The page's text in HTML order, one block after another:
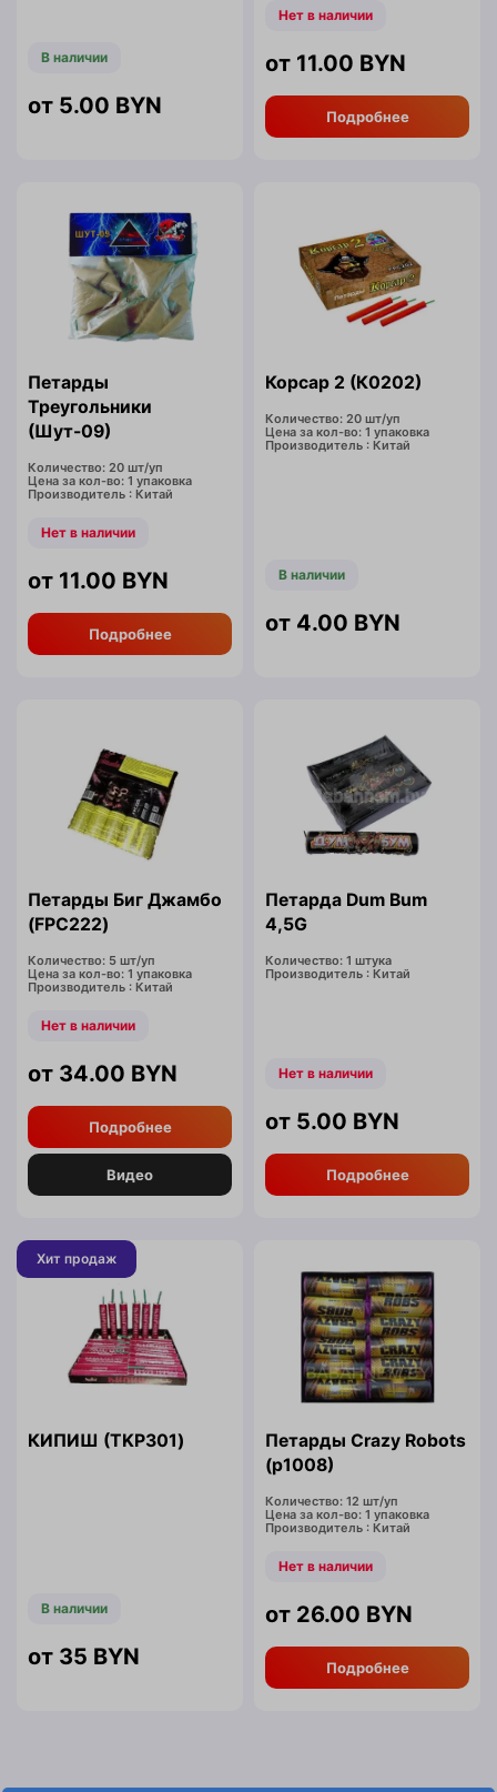
В наличии
5.00 BYN
Нет в наличии
11.00 BYN
Подробнее
Петарды
Треугольники
(Шут-09)
Количество: 20 шт/уп
Цена за кол-во: 1 упаковка
Производитель : Китай
Нет в наличии
11.00 BYN
Подробнее
Корсар 2 (К0202)
Количество: 20 шт/уп
Цена за кол-во: 1 упаковка
Производитель : Китай
В наличии
4.00 BYN
Петарды Биг Джамбо
(FPC222)
Количество: 5 шт/уп
Цена за кол-во: 1 упаковка
Производитель : Китай
Нет в наличии
34.00 BYN
Подробнее
Видео
Петарда Dum Bum
4,5G
Количество: 1 штука
Производитель : Китай
Нет в наличии
5.00 BYN
Подробнее
Хит продаж
КИПИШ (TKP301)
В наличии
35 BYN
Петарды Crazy Robots
(p1008)
Количество: 12 шт/уп
Цена за кол-во: 1 упаковка
Производитель : Китай
Нет в наличии
26.00 BYN
Подробнее